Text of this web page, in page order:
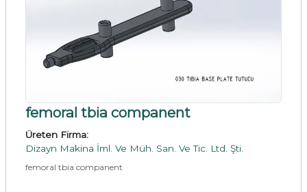
femoral tbia companent
Üreten Firma:
Dizayn Makina İml. Ve Müh. San. Ve Tic. Ltd. Şti.
femoral tbia companent